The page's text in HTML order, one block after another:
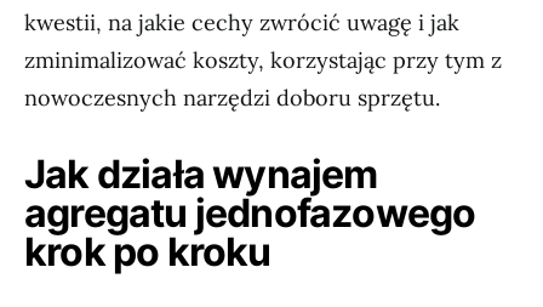
kwestii, na jakie cechy zwrócić uwagę i jak
zminimalizować koszty, korzystając przy tym z
nowoczesnych narzędzi doboru sprzętu.
Jak działa wynajem
agregatu jednofazowego
krok po kroku